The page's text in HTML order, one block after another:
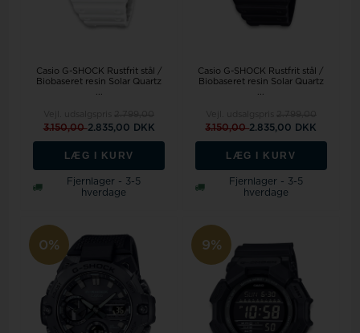
Casio G-SHOCK Rustfrit stål /
Biobaseret resin Solar Quartz
3.150,002.835,00 DKK
LÆG I KURV
Fjernlager - 3-5
hverdage
Casio G-SHOCK Rustfrit stål /
Biobaseret resin Solar Quartz
3.150,002.835,00 DKK
LÆG I KURV
Fjernlager - 3-5
hverdage
0% 9%